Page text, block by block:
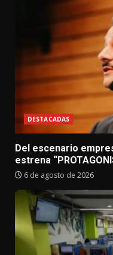
DESTACADAS
Del escenario
estrena
6 de agosto de 2026